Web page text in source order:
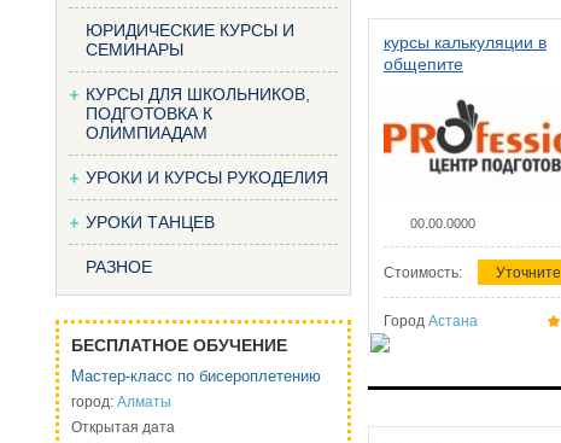
ЮРИДИЧЕСКИЕ КУРСЫ И
СЕМИНАРЫ
КУРСЫ ДЛЯ ШКОЛЬНИКОВ,
ПОДГОТОВКА К
ОЛИМПИАДАМ
УРОКИ И КУРСЫ РУКОДЕЛИЯ
УРОКИ ТАНЦЕВ
РАЗНОЕ
БЕСПЛАТНОЕ ОБУЧЕНИЕ
Мастер-класс по бисероплетению
город: Алматы
Открытая дата
курсы калькуляции в
общепите
00.00.0000
Стоимость: Уточните
Город Астана